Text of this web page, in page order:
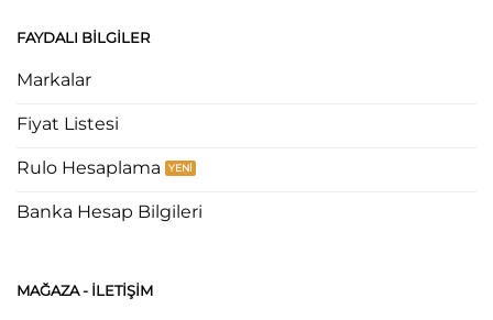
FAYDALI BILGILER
Markalar
Fiyat Listesi
Rulo Hesaplama
Banka Hesap Bilgileri
MAĞAZA - ILETIŞIM